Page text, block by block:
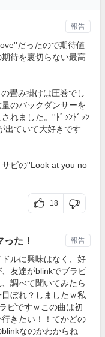
だったので期待値
待を裏切らない最高
畳み掛けは圧巻でし
のバックダンサーを
れました。''ﾄﾞｩﾝﾄﾞｩﾝ
出ていて大好きです
サビの''Look at you no
18
報告
た！
ルに興味はなく、好
友達がblinkでブラピ
調べて聞いてみたら
ぼれ？しましたｗ私
ピですｗこの曲は初
きたい！！てかどの
なのかわからね
報告